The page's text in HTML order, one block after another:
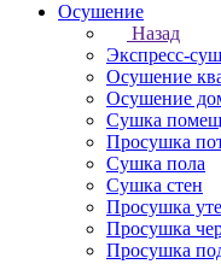
Осушение
Назад
Экспресс-
Осушение
Осушение
Сушка
Просушка
Сушка пола
Сушка стен
Просушка
Просушка
Просушка